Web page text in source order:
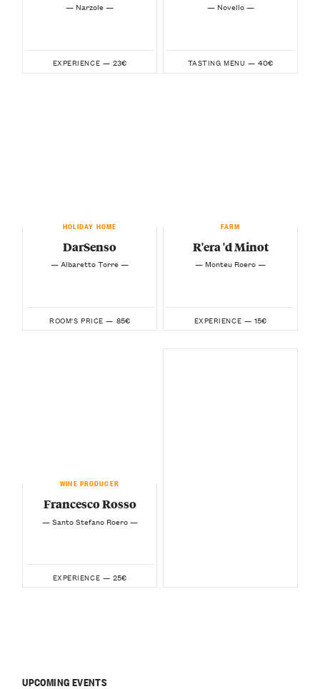
— Narzole —
EXPERIENCE — 23€
— Novello —
TASTING MENU — 40€
HOLIDAY HOME
DarSenso
— Albaretto Torre —
ROOM'S PRICE — 85€
FARM
R'era 'd Minot
— Monteu Roero —
EXPERIENCE — 15€
WINE PRODUCER
Francesco Rosso
— Santo Stefano Roero —
EXPERIENCE — 25€
UPCOMING EVENTS